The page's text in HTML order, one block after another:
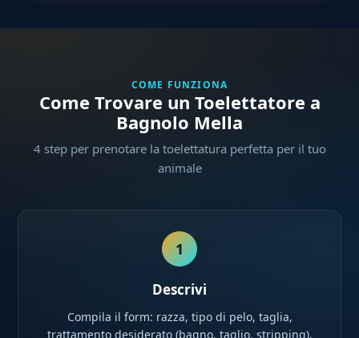
COME FUNZIONA
Come Trovare un Toelettatore a
Bagnolo Mella
4 step per prenotare la toelettatura perfetta per il tuo
animale
1
Descrivi
Compila il form: razza, tipo di pelo, taglia,
trattamento desiderato (bagno, taglio, stripping),